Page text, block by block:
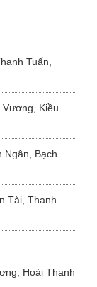
Tuấn,
Kiều
Ngân, Bạch
Tài, Thanh
Hoài Thanh